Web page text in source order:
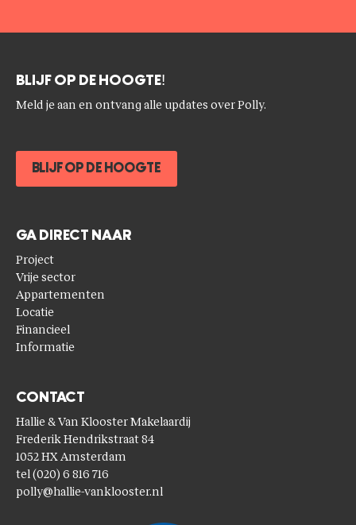
BLIJF OP DE HOOGTE!
Meld je aan en ontvang alle updates over Polly.
BLIJF OP DE HOOGTE
GA DIRECT NAAR
Project
Vrije sector
Appartementen
Locatie
Financieel
Informatie
CONTACT
Hallie & Van Klooster Makelaardij
Frederik Hendrikstraat 84
1052 HX Amsterdam
tel (020) 6 816 716
polly@hallie-vanklooster.nl